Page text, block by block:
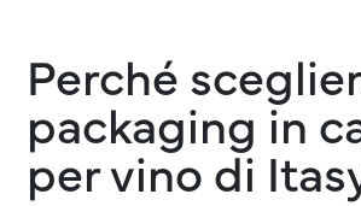
Perché
packaging in
per vino di